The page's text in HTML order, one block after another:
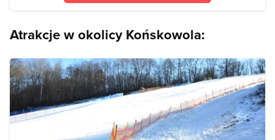
Atrakcje w okolicy Końskowola: